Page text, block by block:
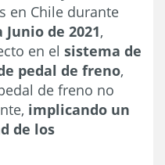
en Chile durante
de 2021,
en el sistema de
pedal de freno,
de freno no
implicando un
de los